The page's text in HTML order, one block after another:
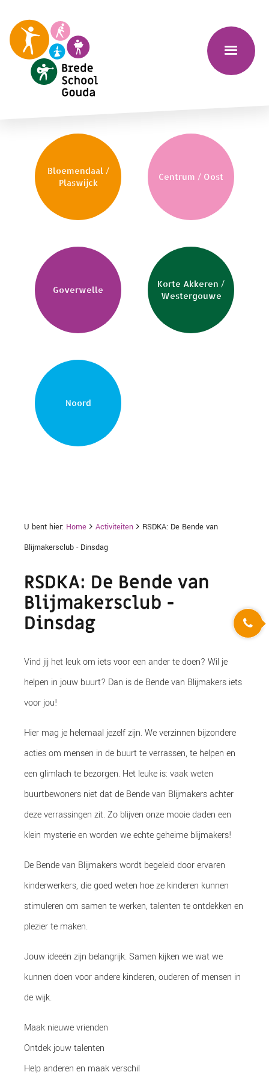
Bloemendaal /
Plaswijck
Centrum / Oost
Goverwelle
Korte Akkeren /
Westergouwe
Noord
U bent hier: Home Activiteiten
RSDKA: De Bende van
Blijmakersclub - Dinsdag
RSDKA: De Bende van
Blijmakersclub -
Dinsdag
Vind jij het leuk om iets voor een ander te doen? Wil je
helpen in jouw buurt? Dan isde Bende van Blijmakers iets
voor jou!
Hier mag je helemaal jezelf zijn. We verzinnen bijzondere
acties om mensen in de buurt te verrassen, te helpen en
een glimlach te bezorgen. Het leuke is: vaak weten
buurtbewoners niet dat de Bende van Blijmakersachter
deze verrassingen zit. Zo blijven onze mooiedaden een
klein mysterie en worden we echtegeheime blijmakers!
De Bende van Blijmakerswordt begeleid door ervaren
kinderwerkers, die goed weten hoe ze kinderen kunnen
stimuleren om samen te werken, talenten te ontdekken en
plezier te maken.
Jouw ideeën zijn belangrijk. Samen kijken we wat we
kunnen doen voor andere kinderen, ouderen of mensen in
de wijk.
Maak nieuwe vrienden
Ontdek jouw talenten
Help anderen en maak verschil